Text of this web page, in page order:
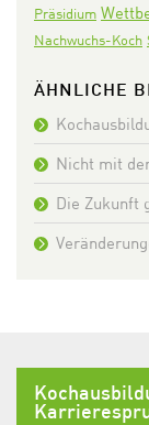
Präsidium
Nachwuchs-Koch
ÄHNLICHE
Nicht mit
Die Zukunft